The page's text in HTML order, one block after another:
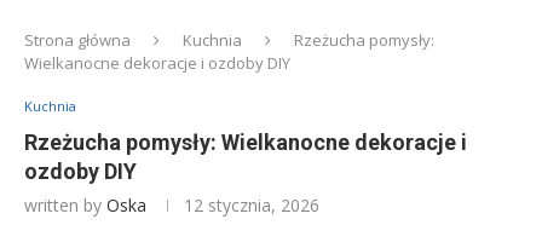
Strona główna Kuchnia
Rzeżucha pomysły:
Wielkanocne dekoracje i ozdoby DIY
Kuchnia
Rzeżucha pomysły: Wielkanocne dekoracje i
ozdoby DIY
written by Oska 12 stycznia, 2026